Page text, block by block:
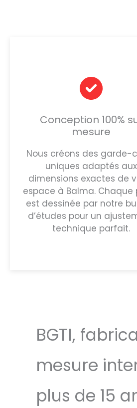
Conception 100%
mesure
Nous créons des garde-
uniques adaptés aux
dimensions exactes de
espace à Balma. Chaque
est dessinée par notre
d’études pour un
technique parfait.
BGTI,
mesure
plus de 15